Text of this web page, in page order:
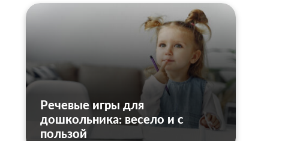
Речевые игры для
дошкольника: весело и с
пользой